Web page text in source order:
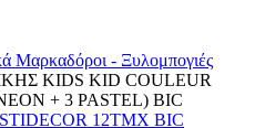
Μαρκαδόροι - Ξυλομπογιές
KIDS KID COULEUR
+ 3 PASTEL) BIC